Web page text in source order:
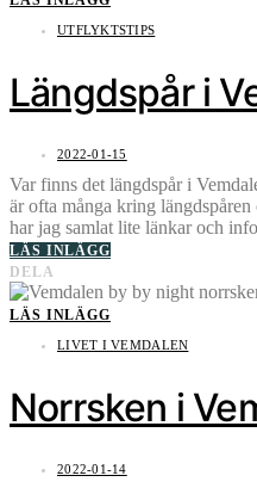
UTFLYKTSTIPS
Längdspår i
2022-01-15
Var finns det längdspår i
är ofta många kring
har jag samlat lite länkar och
LÄS INLÄGG
DELA
LÄS INLÄGG
LIVET I VEMDALEN
Norrsken i
2022-01-14